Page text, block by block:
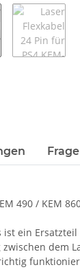
490 / KEM
ist ein
zwischen dem